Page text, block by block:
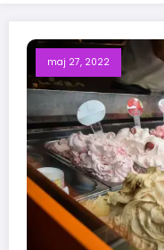
maj 27, 2022